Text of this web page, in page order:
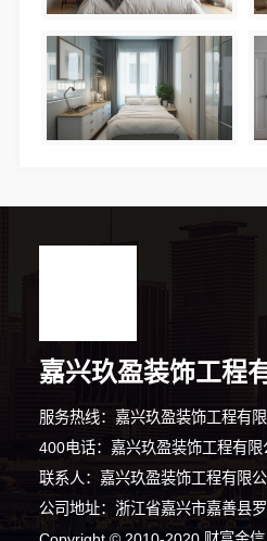
嘉兴玖盈装饰工程
服务热线：嘉兴玖盈装饰工程有限
400电话：嘉兴玖盈装饰工程有限
联系人：嘉兴玖盈装饰工程有限公